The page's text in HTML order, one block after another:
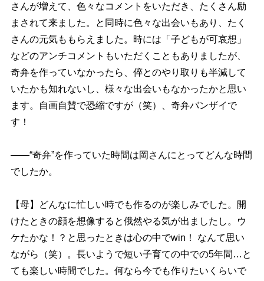
さんが増えて、色々なコメントをいただき、たくさん励
まされて来ました。と同時に色々な出会いもあり、たく
さんの元気ももらえました。時には「子どもが可哀想」
などのアンチコメントもいただくこともありましたが、
奇弁を作っていなかったら、倅とのやり取りも半減して
いたかも知れないし、様々な出会いもなかったかと思い
ます。自画自賛で恐縮ですが（笑）、奇弁バンザイで
す！
――“奇弁”を作っていた時間は岡さんにとってどんな時間
でしたか。
【母】どんなに忙しい時でも作るのが楽しみでした。開
けたときの顔を想像すると俄然やる気が出ましたし。ウ
ケたかな！？と思ったときは心の中でwin！ なんて思い
ながら（笑）。長いようで短い子育ての中での5年間…と
ても楽しい時間でした。何なら今でも作りたいくらいで